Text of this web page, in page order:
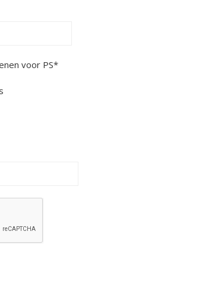
voor PS*